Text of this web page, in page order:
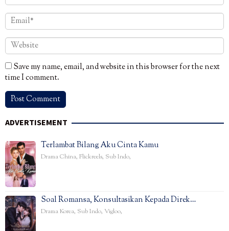
Save my name, email, and website in this browser for the next
time I comment.
ADVERTISEMENT
Terlambat Bilang Aku Cinta Kamu
Drama China, Flickreels, Sub Indo,
Soal Romansa, Konsultasikan Kepada Direk…
Drama Korea, Sub Indo, Vigloo,